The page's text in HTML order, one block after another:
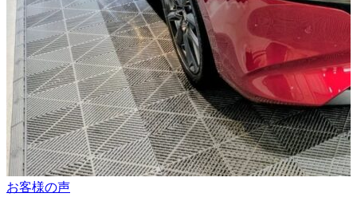
お客様の声